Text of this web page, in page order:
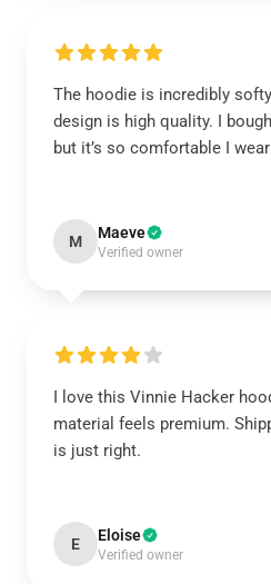
The hoodie is incredibly
design is high quality. I
but it’s so comfortable I
M Maeve
Verified owner
I love this Vinnie Hacker
material feels premium.
is just right.
E Eloise
Verified owner